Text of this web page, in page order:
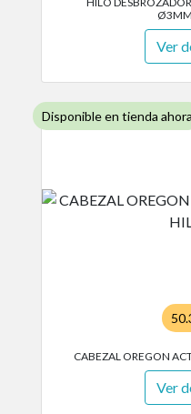
Ver
Disponible en tienda ahora
CABEZAL OREGON
Ver